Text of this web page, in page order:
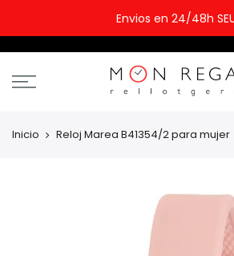
Envios en 24/48h
Inicio Reloj Marea B41354/2 para mujer